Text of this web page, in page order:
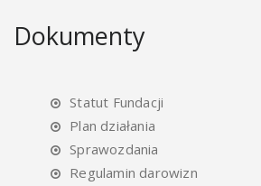
Dokumenty
Statut Fundacji
Plan działania
Sprawozdania
Regulamin darowizn